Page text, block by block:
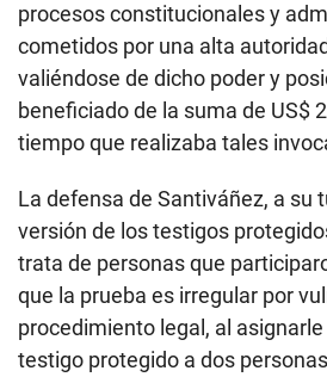
procesos constitucionales y
cometidos por una alta
valiéndose de dicho poder y
beneficiado de la suma de US$
tiempo que realizaba tales
La defensa de Santiváñez, a su
versión de los testigos
trata de personas que
que la prueba es irregular por
procedimiento legal, al
testigo protegido a dos